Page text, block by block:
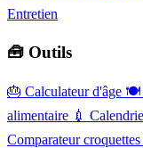
Entretien
🧰 Outils
🎂 Calculateur d'âge 🍽️
alimentaire 💉
Comparateur croquettes